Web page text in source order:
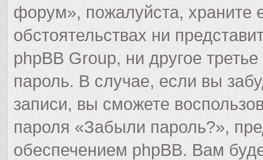
форум», пожалуйста, храните
обстоятельствах ни
phpBB Group, ни другое
пароль. В случае, если вы
записи, вы сможете
пароля «Забыли пароль?»,
обеспечением phpBB. Вам